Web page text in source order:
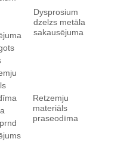
Dysprosium
dzelzs metāla
sakausējuma
Retzemju
materiāls
praseodīma